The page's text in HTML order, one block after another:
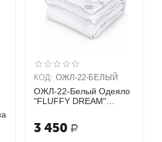
КОД: ОЖЛ-22-БЕЛЫЙ
ОЖЛ-22-Белый Одеяло
"FLUFFY DREAM"
3 450 Р